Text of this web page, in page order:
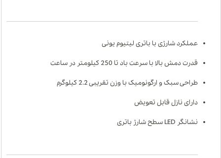
عملکرد شارژی با باتری لیتیوم یونی
قدرت دمش بالا با سرعت باد تا 250 کیلومتر در ساعت
طراحی سبک و ارگونومیک با وزن تقریبی 2.2 کیلوگرم
دارای نازل قابل تعویض
نشانگر LED سطح شارژ باتری